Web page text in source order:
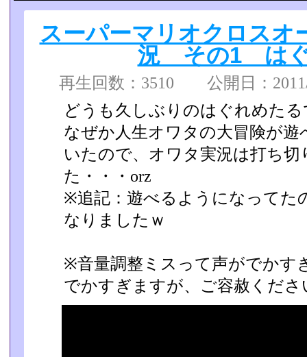
スーパーマリオクロスオ
況 その1 はぐ
再生回数：3510 公開日：
どうも久しぶりのはぐれめたる
なぜか人生オワタの大冒険が
いたので、オワタ実況は打ち
た・・・orz
※追記：遊べるようになってた
なりましたｗ
※音量調整ミスって声がでかす
でかすぎますが、ご容赦くださ